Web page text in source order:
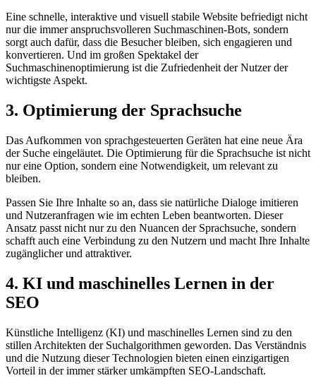
Eine schnelle, interaktive und visuell stabile Website befriedigt nicht
nur die immer anspruchsvolleren Suchmaschinen-Bots, sondern
sorgt auch dafür, dass die Besucher bleiben, sich engagieren und
konvertieren. Und im großen Spektakel der
Suchmaschinenoptimierung ist die Zufriedenheit der Nutzer der
wichtigste Aspekt.
3. Optimierung der Sprachsuche
Das Aufkommen von sprachgesteuerten Geräten hat eine neue Ära
der Suche eingeläutet. Die Optimierung für die Sprachsuche ist nicht
nur eine Option, sondern eine Notwendigkeit, um relevant zu
bleiben.
Passen Sie Ihre Inhalte so an, dass sie natürliche Dialoge imitieren
und Nutzeranfragen wie im echten Leben beantworten. Dieser
Ansatz passt nicht nur zu den Nuancen der Sprachsuche, sondern
schafft auch eine Verbindung zu den Nutzern und macht Ihre Inhalte
zugänglicher und attraktiver.
4. KI und maschinelles Lernen in der
SEO
Künstliche Intelligenz (KI) und maschinelles Lernen sind zu den
stillen Architekten der Suchalgorithmen geworden. Das Verständnis
und die Nutzung dieser Technologien bieten einen einzigartigen
Vorteil in der immer stärker umkämpften SEO-Landschaft.